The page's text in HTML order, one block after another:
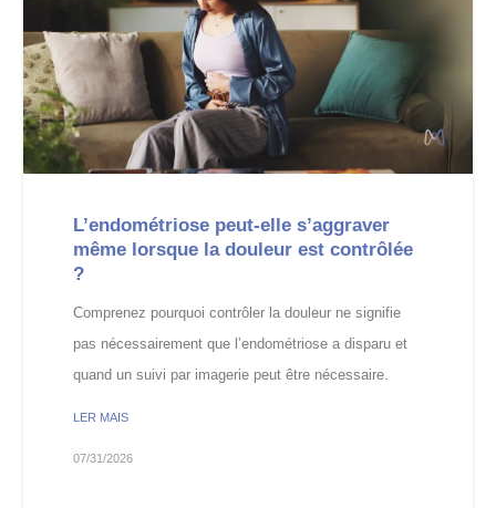
L’endométriose peut-elle s’aggraver
même lorsque la douleur est contrôlée
?
Comprenez pourquoi contrôler la douleur ne signifie
pas nécessairement que l’endométriose a disparu et
quand un suivi par imagerie peut être nécessaire.
LER MAIS
07/31/2026